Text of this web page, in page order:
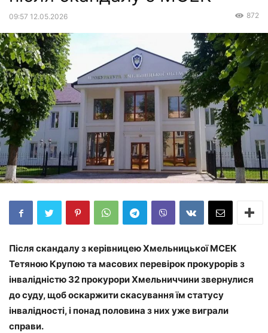
09:57 12.05.2026 872
Після скандалу з керівницею Хмельницької МСЕК
Тетяною Крупою та масових перевірок прокурорів з
інвалідністю 32 прокурори Хмельниччини звернулися
до суду, щоб оскаржити скасування їм статусу
інвалідності, і понад половина з них уже виграли
справи.